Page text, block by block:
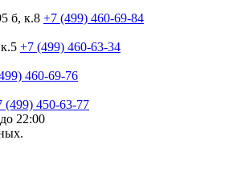
б, к.8 +7 (499) 460-69-84
+7 (499) 460-63-34
460-69-76
(499) 450-63-77
22:00